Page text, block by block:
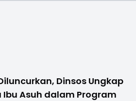
Dinsos Ungkap
Ibu Asuh dalam Program